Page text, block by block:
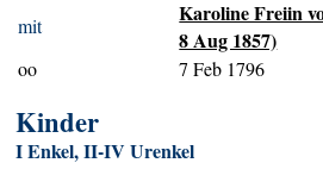
mit
Karoline Freiin
8 Aug 1857)
oo 7 Feb 1796
Kinder
I Enkel, II-IV Urenkel